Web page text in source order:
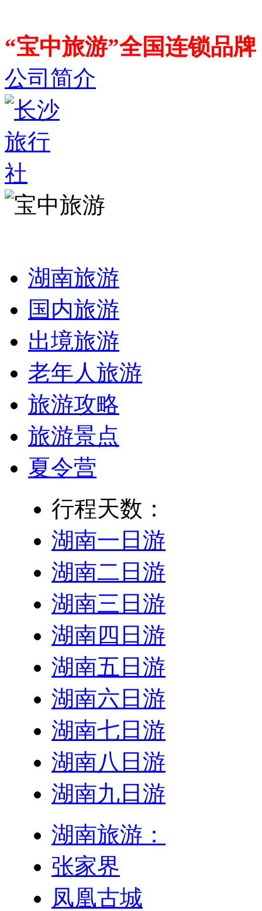
“宝中旅游”全国连锁品
公司简介
湖南旅游
国内旅游
出境旅游
老年人旅游
旅游攻略
旅游景点
夏令营
行程天数：
湖南一日游
湖南二日游
湖南三日游
湖南四日游
湖南五日游
湖南六日游
湖南七日游
湖南八日游
湖南九日游
湖南旅游：
张家界
凤凰古城